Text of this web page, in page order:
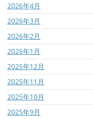
2026年4月
2026年3月
2026年2月
2026年1月
2025年12月
2025年11月
2025年10月
2025年9月